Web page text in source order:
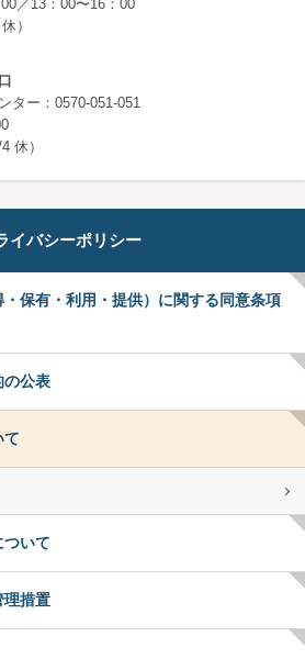
／13：00〜16：00
）
ター：0570-051-051
休）
イバシーポリシー
保有・利用・提供）に関する同意条項
の公表
て
ついて
理措置